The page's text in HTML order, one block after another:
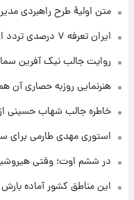
۱ روز پیش
متن اولیۀ طرح راهبردی
ایران تعرفه ۷ درصدی تردد از تنگه هرمز را ابلاغ کرد
روایت جالب نیک آفرین
هنرنمایی روزبه حصاری آن
خاطره جالب شهاب حسینی از
استوری مهدی طارمی برای
در ششم اوت؛ وقتی
این مناطق کشور آماده بارش